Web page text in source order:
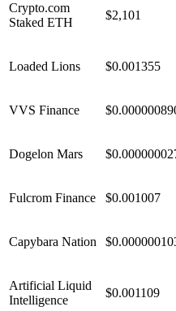
Crypto​.com
Staked ETH
$2,101
Loaded Lions $0.001355
VVS Finance
Dogelon Mars
Fulcrom Finance $0.001007
Capybara Nation
Artificial Liquid
Intelligence
$0.001109